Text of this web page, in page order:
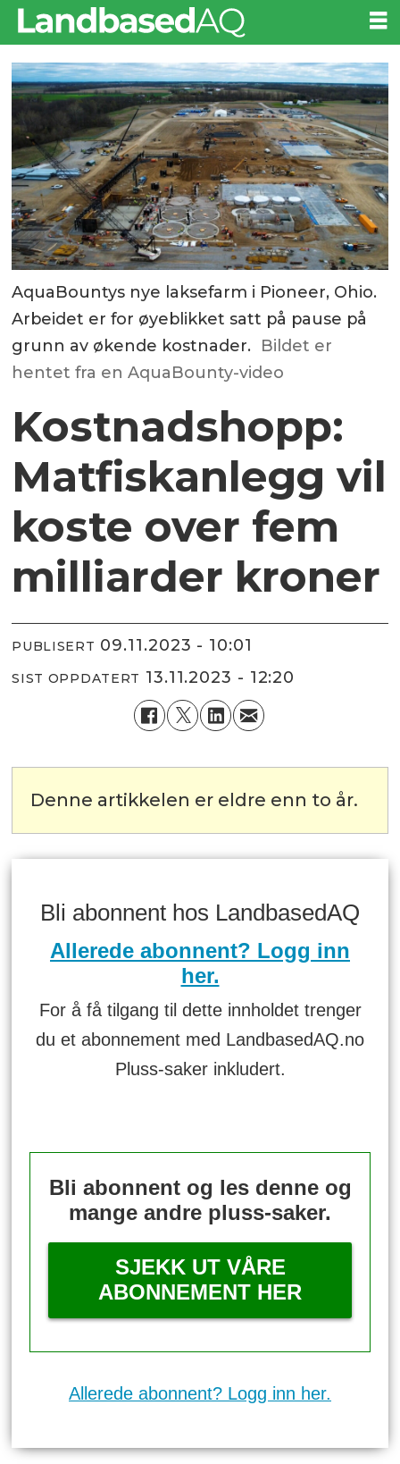
AquaBountys nye laksefarm i Pioneer, Ohio.
Arbeidet er for øyeblikket satt på pause på
grunn av økende kostnader. Bildet er
hentet fra en AquaBounty-video
Kostnadshopp:
Matfiskanlegg vil
koste over fem
milliarder kroner
PUBLISERT 09.11.2023 - 10:01
SIST OPPDATERT 13.11.2023 - 12:20
Denne artikkelen er eldre enn to år.
Bli abonnent hos LandbasedAQ
Allerede abonnent? Logg inn
her.
For å få tilgang til dette innholdet trenger
du et abonnement med LandbasedAQ.no
Pluss-saker inkludert.
Bli abonnent og les denne og
mange andre pluss-saker.
SJEKK UT VÅRE
ABONNEMENT HER
Allerede abonnent? Logg inn her.